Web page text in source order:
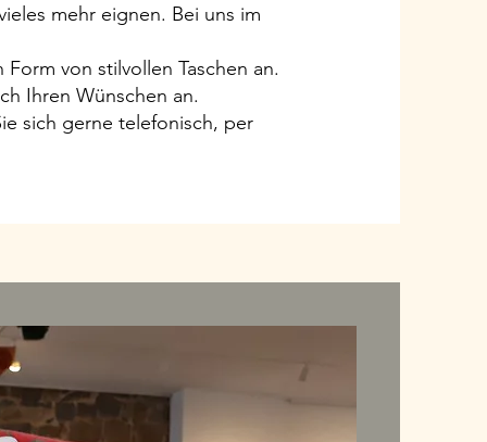
mehr eignen. Bei uns im
von stilvollen Taschen an.
Ihren Wünschen an.
sich gerne telefonisch, per